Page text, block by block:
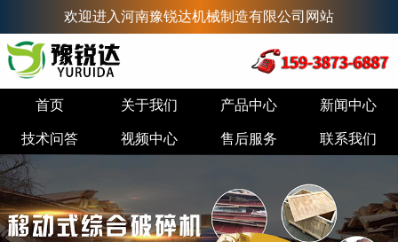
欢迎进入河南豫锐达机械制造有限公司网站
首页 关于我们 产品中心 新闻中心
技术问答 视频中心 售后服务 联系我们